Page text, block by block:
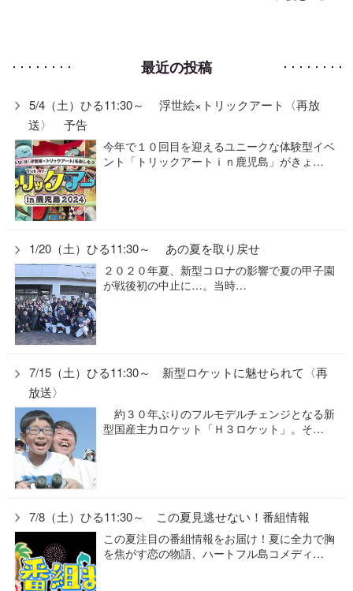
最近の投稿
5/4（土）ひる11:30～ 浮世絵×トリックアート〈再放
送〉 予告
今年で１０回目を迎えるユニークな体験型イベ
ント「トリックアートｉｎ鹿児島」がきょ…
1/20（土）ひる11:30～ あの夏を取り戻せ
２０２０年夏、新型コロナの影響で夏の甲子園
が戦後初の中止に…。当時…
7/15（土）ひる11:30～ 新型ロケットに魅せられて〈再
放送〉
約３０年ぶりのフルモデルチェンジとなる新
型国産主力ロケット「Ｈ３ロケット」。そ…
7/8（土）ひる11:30～ この夏見逃せない！番組情報
この夏注目の番組情報をお届け！夏に全力で胸
を焦がす恋の物語、ハートフル島コメディ…